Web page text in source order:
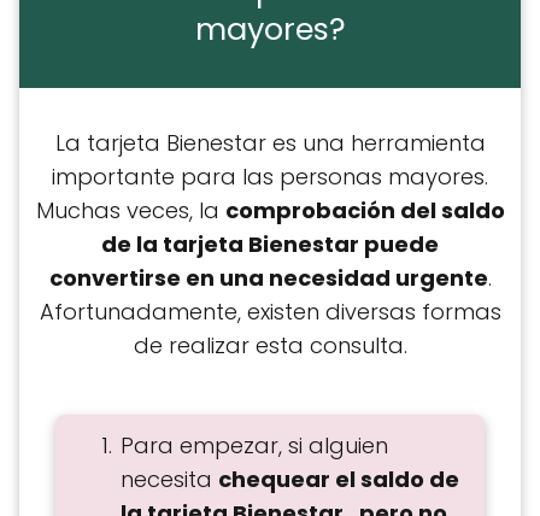
mayores?
La tarjeta Bienestar es una herramienta
importante para las personas mayores.
Muchas veces, la comprobación del saldo
de la tarjeta Bienestar puede
convertirse en una necesidad urgente.
Afortunadamente, existen diversas formas
de realizar esta consulta.
Para empezar, si alguien
necesita chequear el saldo de